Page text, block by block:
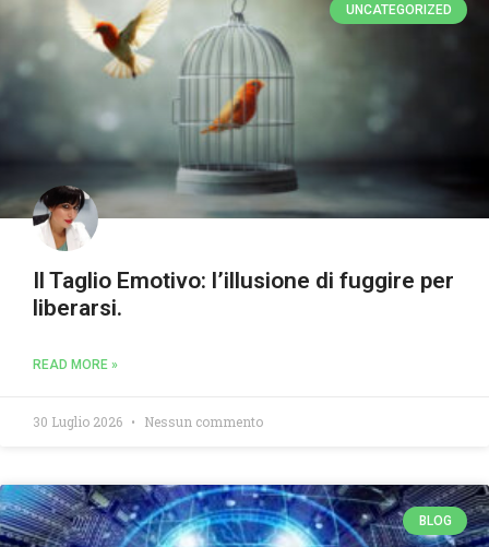
UNCATEGORIZED
Il Taglio Emotivo: l’illusione di fuggire per
liberarsi.
READ MORE »
30 Luglio 2026 Nessun commento
BLOG